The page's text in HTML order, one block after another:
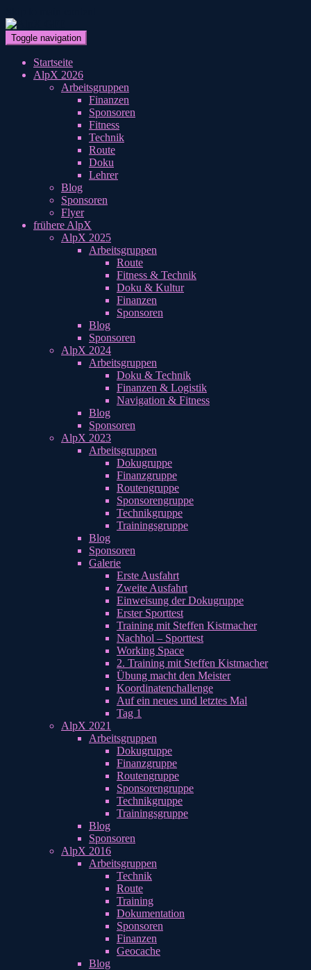
Toggle navigation
Startseite
AlpX 2026
Arbeitsgruppen
Finanzen
Sponsoren
Fitness
Technik
Route
Doku
Lehrer
Blog
Sponsoren
Flyer
frühere AlpX
AlpX 2025
Arbeitsgruppen
Route
Fitness & Technik
Doku & Kultur
Finanzen
Sponsoren
Blog
Sponsoren
AlpX 2024
Arbeitsgruppen
Doku & Technik
Finanzen & Logistik
Navigation & Fitness
Blog
Sponsoren
AlpX 2023
Arbeitsgruppen
Dokugruppe
Finanzgruppe
Routengruppe
Sponsorengruppe
Technikgruppe
Trainingsgruppe
Blog
Sponsoren
Galerie
Erste Ausfahrt
Zweite Ausfahrt
Einweisung der Dokugruppe
Erster Sporttest
Training mit Steffen Kistmacher
Nachhol – Sporttest
Working Space
2. Training mit Steffen Kistmacher
Übung macht den Meister
Koordinatenchallenge
Auf ein neues und letztes Mal
Tag 1
AlpX 2021
Arbeitsgruppen
Dokugruppe
Finanzgruppe
Routengruppe
Sponsorengruppe
Technikgruppe
Trainingsgruppe
Blog
Sponsoren
AlpX 2016
Arbeitsgruppen
Technik
Route
Training
Dokumentation
Sponsoren
Finanzen
Geocache
Blog